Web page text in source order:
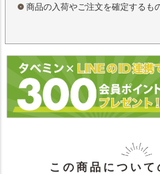
商品の入荷やご注文を確定するも
この商品について